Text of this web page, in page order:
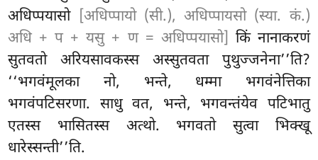
अधिप्पयासो [अधिप्पायो (सी.), अधिप्पायसो (स्या. कं.)
अधि + प + यसु + ण = अधिप्पयासो] किं नानाकरणं
सुतवतो अरियसावकस्स अस्सुतवता पुथुज्जनेना’’ति?
‘‘भगवंमूलका नो, भन्ते, धम्मा भगवंनेत्तिका
भगवंपटिसरणा. साधु वत, भन्ते, भगवन्तंयेव पटिभातु
एतस्स भासितस्स अत्थो. भगवतो सुत्वा भिक्खू
धारेस्सन्ती’’ति.